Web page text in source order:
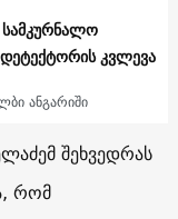
კვლევა
ანგარიში
შეხვედრას
რომ